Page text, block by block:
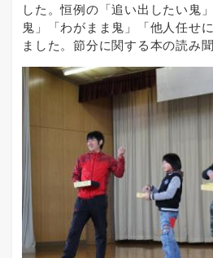
した。恒例の「追い出したい鬼
鬼」「わがまま鬼」「他人任せ
ました。節分に関する本の読み